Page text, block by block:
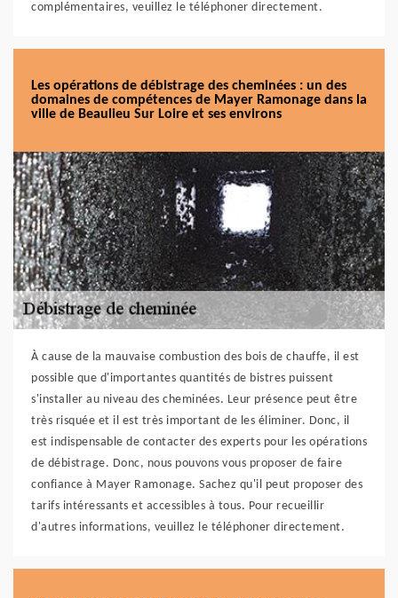
complémentaires, veuillez le téléphoner directement.
Les opérations de débistrage des cheminées : un des
domaines de compétences de Mayer Ramonage dans la
ville de Beaulieu Sur Loire et ses environs
À cause de la mauvaise combustion des bois de chauffe, il est
possible que d'importantes quantités de bistres puissent
s'installer au niveau des cheminées. Leur présence peut être
très risquée et il est très important de les éliminer. Donc, il
est indispensable de contacter des experts pour les opérations
de débistrage. Donc, nous pouvons vous proposer de faire
confiance à Mayer Ramonage. Sachez qu'il peut proposer des
tarifs intéressants et accessibles à tous. Pour recueillir
d'autres informations, veuillez le téléphoner directement.